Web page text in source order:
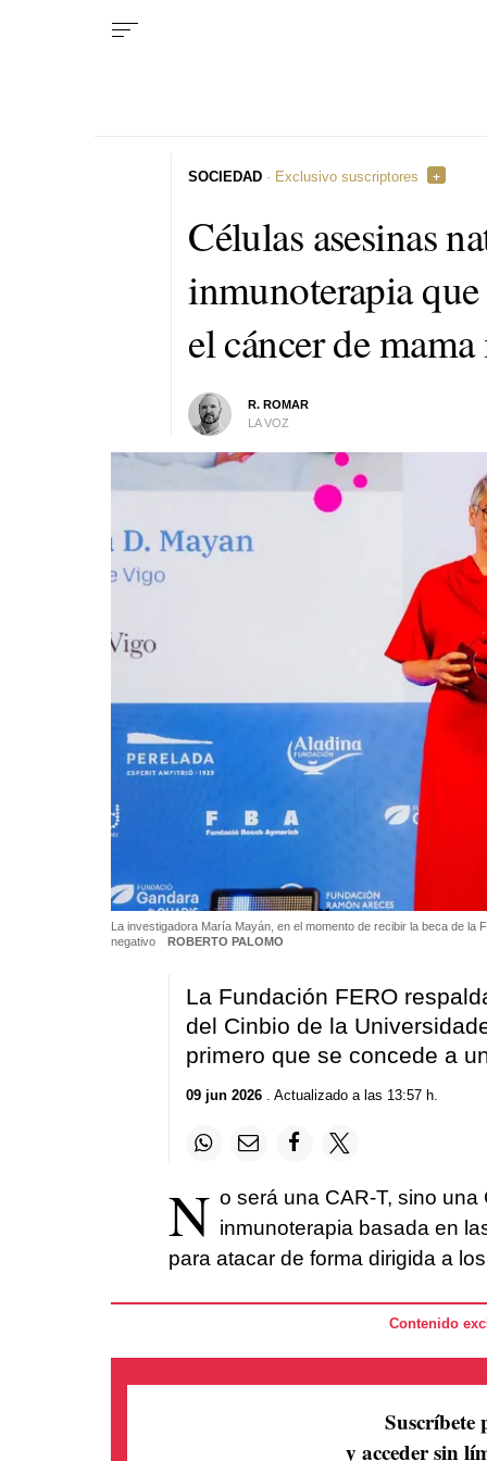
Células asesinas
inmunoterapia
el cáncer de
R. ROMAR
LA VOZ
SOCIEDAD · Exclusivo suscriptores
La investigadora María Mayán, en el momento de recibir la beca de
negativo
ROBERTO PALOMO
La Fundación FERO
del Cinbio de la
primero que se concede a
09 jun 2026. Actualizado a las 13:57 h.
N o será una CAR-T, sino
inmunoterapia basada en
para atacar de forma dirigida a
Contenido
Suscríbete
y acceder sin